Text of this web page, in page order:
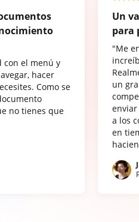
con el menú y
hacer
Como se
no tienes que
Un
para
"Me
un
a los
en